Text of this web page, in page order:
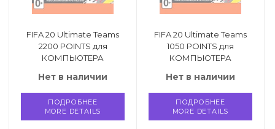
FIFA 20 Ultimate Teams
2200 POINTS для
КОМПЬЮТЕРА
Нет в наличии
ПОДРОБНЕЕ
MORE DETAILS
FIFA 20 Ultimate Teams
1050 POINTS для
КОМПЬЮТЕРА
Нет в наличии
ПОДРОБНЕЕ
MORE DETAILS